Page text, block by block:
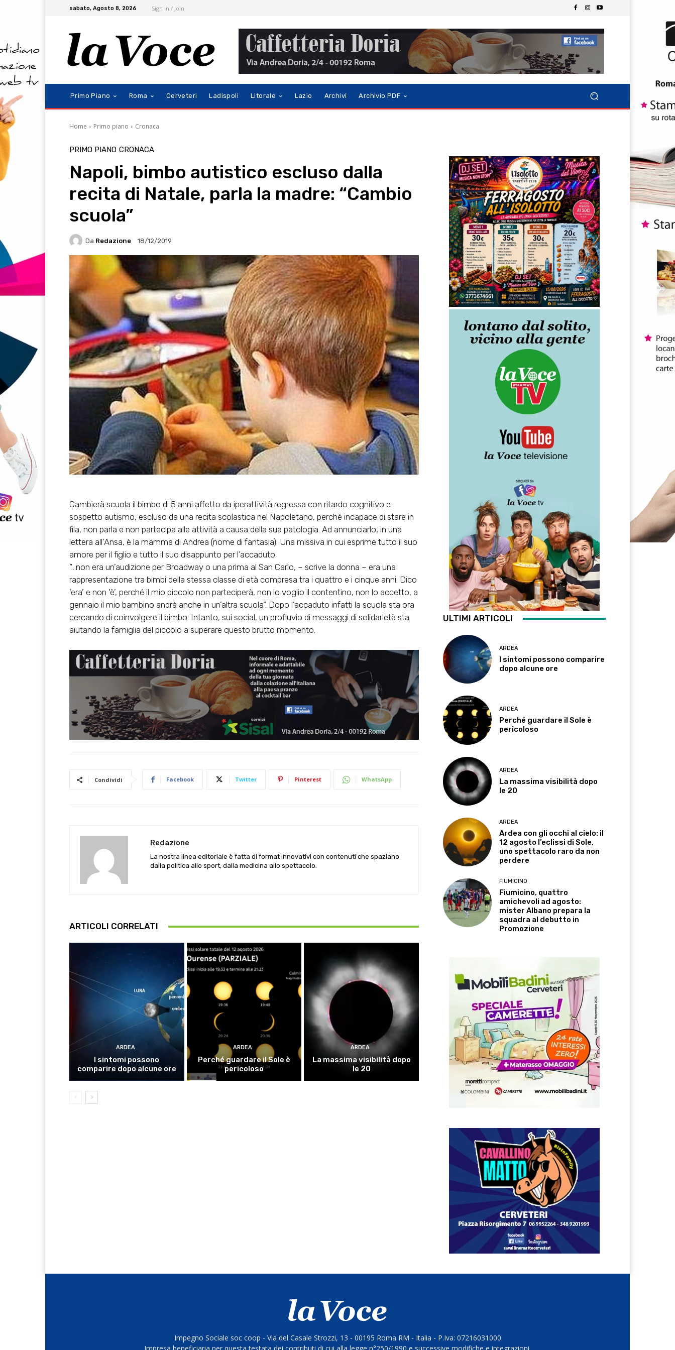
sabato, Agosto 8, 2026 Sign in / Join
Primo Piano Roma Cerveteri Ladispoli Litorale Lazio Archivi Archivio PDF
Home Primo piano Cronaca
PRIMO PIANO CRONACA
Napoli, bimbo autistico escluso dalla
recita di Natale, parla la madre: “Cambio
scuola”
Da Redazione 18/12/2019
Cambierà scuola il bimbo di 5 anni affetto da iperattività regressa con ritardo cognitivo e
sospetto autismo, escluso da una recita scolastica nel Napoletano, perché incapace di stare in
fila, non parla e non partecipa alle attività a causa della sua patologia. Ad annunciarlo, in una
lettera all’Ansa, è la mamma di Andrea (nome di fantasia). Una missiva in cui esprime tutto il suo
amore per il figlio e tutto il suo disappunto per l’accaduto.
“…non era un’audizione per Broadway o una prima al San Carlo, – scrive la donna – era una
rappresentazione tra bimbi della stessa classe di età compresa tra i quattro e i cinque anni. Dico
‘era’ e non ‘è’, perché il mio piccolo non parteciperà, non lo voglio il contentino, non lo accetto, a
gennaio il mio bambino andrà anche in un’altra scuola”. Dopo l’accaduto infatti la scuola sta ora
cercando di coinvolgere il bimbo. Intanto, sui social, un profluvio di messaggi di solidarietà sta
aiutando la famiglia del piccolo a superare questo brutto momento.
Condividi Facebook Twitter Pinterest WhatsApp
Redazione
La nostra linea editoriale è fatta di format innovativi con contenuti che spaziano
dalla politica allo sport, dalla medicina allo spettacolo.
ARTICOLI CORRELATI
ARDEA
I sintomi possono
comparire dopo alcune ore
ARDEA
Perché guardare il Sole è
pericoloso
ARDEA
La massima visibilità dopo
le 20
ULTIMI ARTICOLI
ARDEA
I sintomi possono comparire
dopo alcune ore
ARDEA
Perché guardare il Sole è
pericoloso
ARDEA
La massima visibilità dopo
le 20
ARDEA
Ardea con gli occhi al cielo: il
12 agosto l’eclissi di Sole,
uno spettacolo raro da non
perdere
FIUMICINO
Fiumicino, quattro
amichevoli ad agosto:
mister Albano prepara la
squadra al debutto in
Promozione
Impegno Sociale soc coop - Via del Casale Strozzi, 13 - 00195 Roma RM - Italia - P.Iva: 07216031000